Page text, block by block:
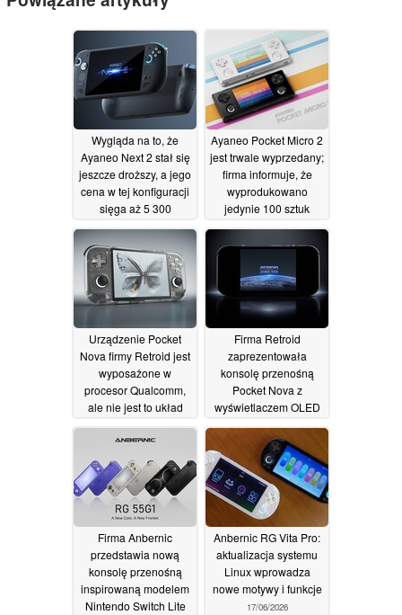
Wygląda na to, że
Ayaneo Next 2 stał się
jeszcze droższy, a jego
cena w tej konfiguracji
sięga aż 5 300
21/07/2026
Ayaneo Pocket Micro 2
jest trwale wyprzedany;
firma informuje, że
wyprodukowano
jedynie 100 sztuk
28/06/2026
Urządzenie Pocket
Nova firmy Retroid jest
wyposażone w
procesor Qualcomm,
ale nie jest to układ
25/06/2026
Firma Retroid
zaprezentowała
konsolę przenośną
Pocket Nova z
wyświetlaczem OLED
22/06/2026
Firma Anbernic
przedstawia nową
konsolę przenośną
inspirowaną modelem
Nintendo Switch Lite
Anbernic RG Vita Pro:
aktualizacja systemu
Linux wprowadza
nowe motywy i funkcje
17/06/2026